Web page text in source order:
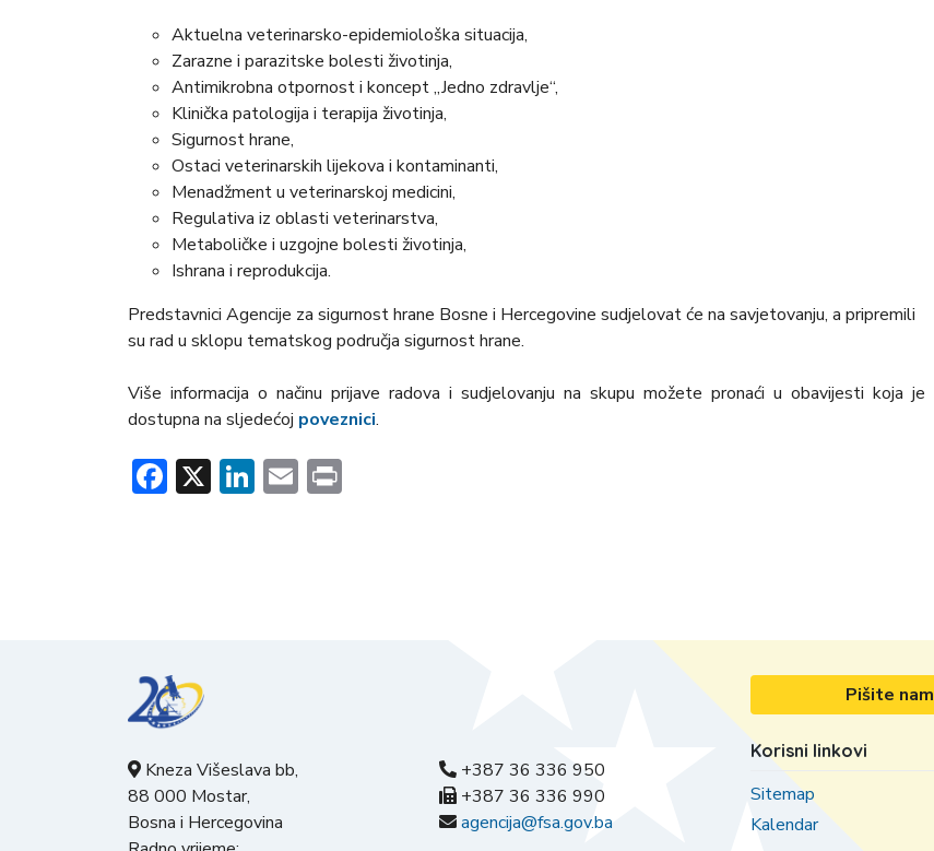
Aktuelna veterinarsko-epidemiološka situacija,
Zarazne i parazitske bolesti životinja,
Antimikrobna otpornost i koncept „Jedno zdravlje“,
Klinička patologija i terapija životinja,
Sigurnost hrane,
Ostaci veterinarskih lijekova i kontaminanti,
Menadžment u veterinarskoj medicini,
Regulativa iz oblasti veterinarstva,
Metaboličke i uzgojne bolesti životinja,
Ishrana i reprodukcija.
Predstavnici Agencije za sigurnost hrane Bosne i Hercegovine sudjelovat će na savjetovanju, a pripremili
su rad u sklopu tematskog područja sigurnost hrane.
Više informacija o načinu prijave radova i sudjelovanju na skupu možete pronaći u obavijesti koja je
dostupna na sljedećoj poveznici.
Facebook
X LinkedIn
Email
Kneza Višeslava bb,
88 000 Mostar,
Bosna i Hercegovina
+387 36 336 950
+387 36 336 990
agencija@fsa.gov.ba
Pišite nam
Korisni linkovi
Sitemap
Kalendar